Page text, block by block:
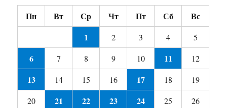
Пн Вт Ср Чт Пт Сб
Вс
1
2 3 4 5
6 7 8 9 10 11 12
13 14 15 16 17 18
19
20
21 22 23 24 25 26